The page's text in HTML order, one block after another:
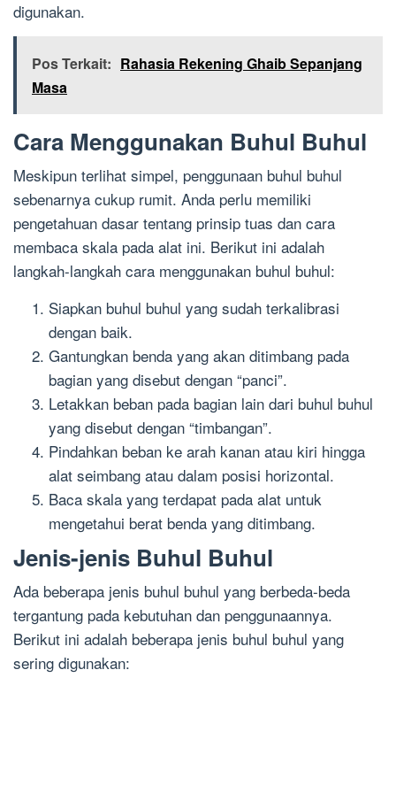
digunakan.
Pos Terkait: Rahasia Rekening Ghaib Sepanjang
Masa
Cara Menggunakan Buhul Buhul
Meskipun terlihat simpel, penggunaan buhul buhul
sebenarnya cukup rumit. Anda perlu memiliki
pengetahuan dasar tentang prinsip tuas dan cara
membaca skala pada alat ini. Berikut ini adalah
langkah-langkah cara menggunakan buhul buhul:
Siapkan buhul buhul yang sudah terkalibrasi
dengan baik.
Gantungkan benda yang akan ditimbang pada
bagian yang disebut dengan “panci”.
Letakkan beban pada bagian lain dari buhul buhul
yang disebut dengan “timbangan”.
Pindahkan beban ke arah kanan atau kiri hingga
alat seimbang atau dalam posisi horizontal.
Baca skala yang terdapat pada alat untuk
mengetahui berat benda yang ditimbang.
Jenis-jenis Buhul Buhul
Ada beberapa jenis buhul buhul yang berbeda-beda
tergantung pada kebutuhan dan penggunaannya.
Berikut ini adalah beberapa jenis buhul buhul yang
sering digunakan: